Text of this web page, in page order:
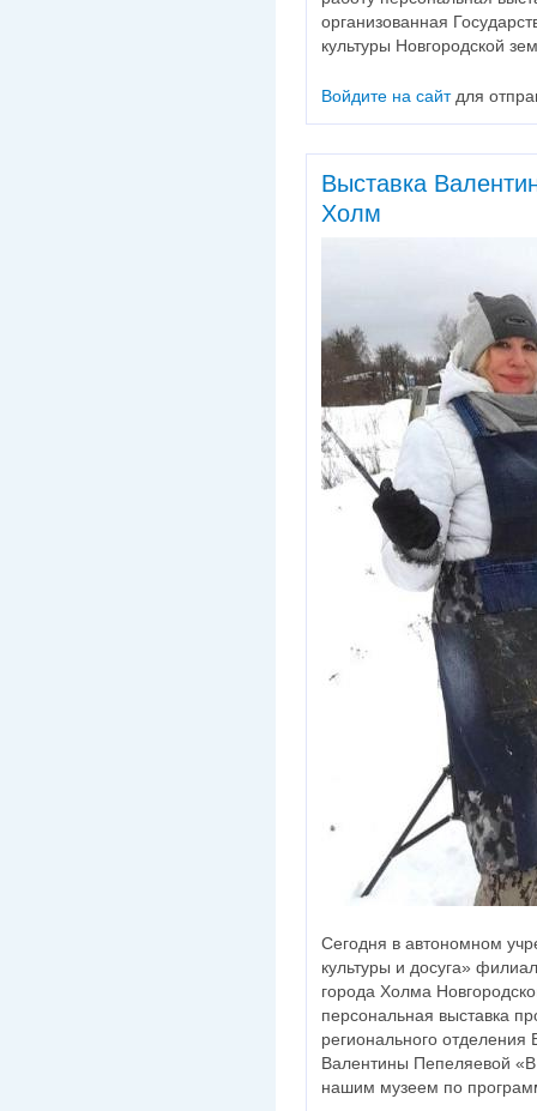
организованная
культуры Новгородской
Войдите на сайтдля
Выставка
Холм
Сегодня в автономном
культуры и досуга»
города Холма
персональная выставка
регионального
Валентины Пепеляевой «В
нашим музеем по